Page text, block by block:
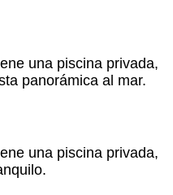
una piscina privada,
panorámica al mar.
una piscina privada,